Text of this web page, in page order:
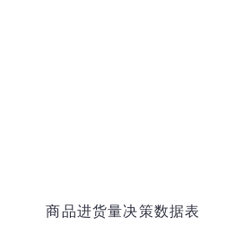
商品进货量决策数据表